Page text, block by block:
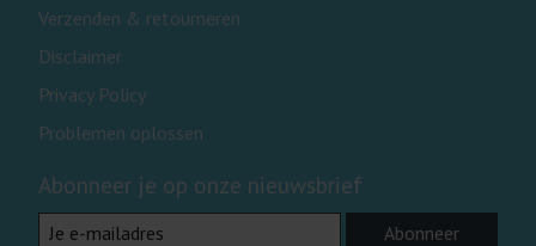
Verzenden & retourneren
Disclaimer
Privacy Policy
Problemen oplossen
Abonneer je op onze nieuwsbrief
Abonneer